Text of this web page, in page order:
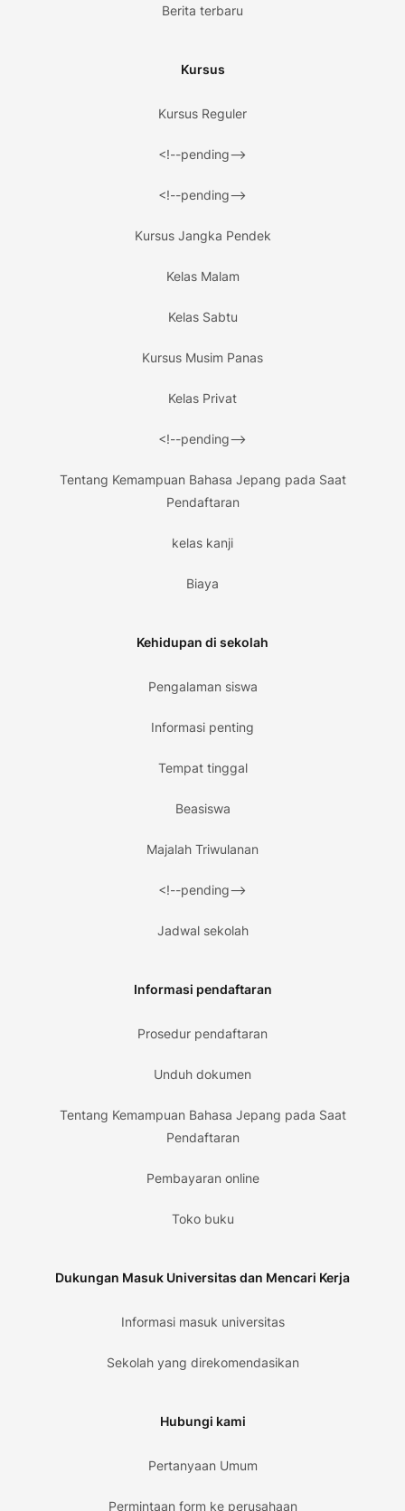
Berita terbaru
Kursus
Kursus Reguler
<!--pending-->
<!--pending-->
Kursus Jangka Pendek
Kelas Malam
Kelas Sabtu
Kursus Musim Panas
Kelas Privat
<!--pending-->
Tentang Kemampuan Bahasa Jepang pada Saat
Pendaftaran
kelas kanji
Biaya
Kehidupan di sekolah
Pengalaman siswa
Informasi penting
Tempat tinggal
Beasiswa
Majalah Triwulanan
<!--pending-->
Jadwal sekolah
Informasi pendaftaran
Prosedur pendaftaran
Unduh dokumen
Tentang Kemampuan Bahasa Jepang pada Saat
Pendaftaran
Pembayaran online
Toko buku
Dukungan Masuk Universitas dan Mencari Kerja
Informasi masuk universitas
Sekolah yang direkomendasikan
Hubungi kami
Pertanyaan Umum
Permintaan form ke perusahaan